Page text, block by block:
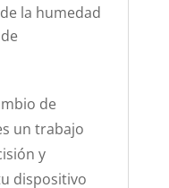
la humedad
de
un trabajo
y
dispositivo